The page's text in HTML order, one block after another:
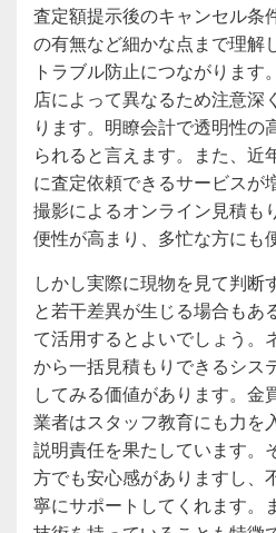
査定額提示後のキャンセル条
の有無など細かな点まで理解
トラブル防止につながりま
店によって異なるため注意深
ります。明瞭会計で透明性の
られると言えます。また、近
に査定依頼できるサービスが
撮影によるオンライン見積も
便性が高まり、多忙な方にも
しかし実際に現物を見て判断
と若干差異が生じる場合もあ
て活用するとよいでしょう。
から一括見積もりできるシス
してみる価値があります。金
業者はスタッフ教育にも力を
説明責任を果たしています。
方でも安心感がありますし、
寧にサポートしてくれます。